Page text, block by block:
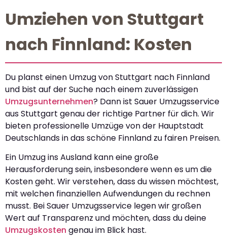
Umziehen von Stuttgart
nach Finnland: Kosten
Du planst einen Umzug von Stuttgart nach Finnland
und bist auf der Suche nach einem zuverlässigen
Umzugsunternehmen? Dann ist Sauer Umzugsservice
aus Stuttgart genau der richtige Partner für dich. Wir
bieten professionelle Umzüge von der Hauptstadt
Deutschlands in das schöne Finnland zu fairen Preisen.
Ein Umzug ins Ausland kann eine große
Herausforderung sein, insbesondere wenn es um die
Kosten geht. Wir verstehen, dass du wissen möchtest,
mit welchen finanziellen Aufwendungen du rechnen
musst. Bei Sauer Umzugsservice legen wir großen
Wert auf Transparenz und möchten, dass du deine
Umzugskosten genau im Blick hast.